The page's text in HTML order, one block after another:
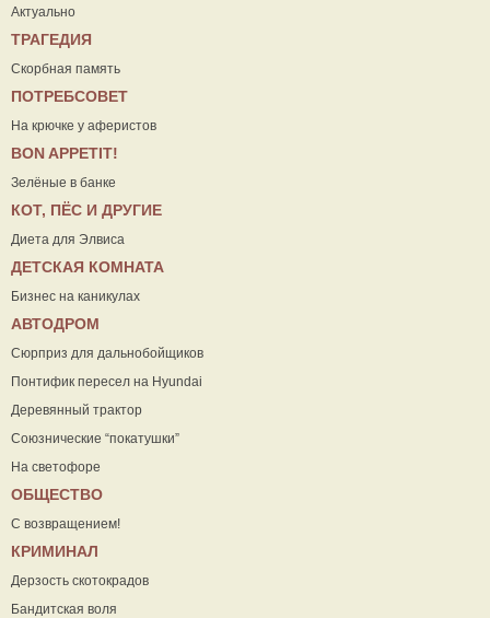
Актуально
ТРАГЕДИЯ
Скорбная память
ПОТРЕБСОВЕТ
На крючке у аферистов
ВON APPETIT!
Зелёные в банке
КОТ, ПЁС И ДРУГИЕ
Диета для Элвиса
ДЕТСКАЯ КОМНАТА
Бизнес на каникулах
АВТОДРОМ
Сюрприз для дальнобойщиков
Понтифик пересел на Hyundai
Деревянный трактор
Союзнические “покатушки”
На светофоре
ОБЩЕСТВО
С возвращением!
КРИМИНАЛ
Дерзость скотокрадов
Бандитская воля